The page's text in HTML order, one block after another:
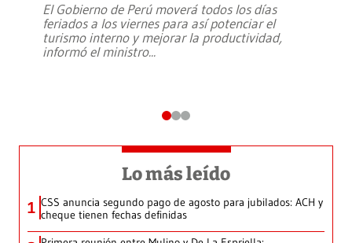
El Gobierno de Perú moverá todos los días
feriados a los viernes para así potenciar el
turismo interno y mejorar la productividad,
informó el ministro...
Lo más leído
1 CSS anuncia segundo pago de agosto para jubilados: ACH y
cheque tienen fechas definidas